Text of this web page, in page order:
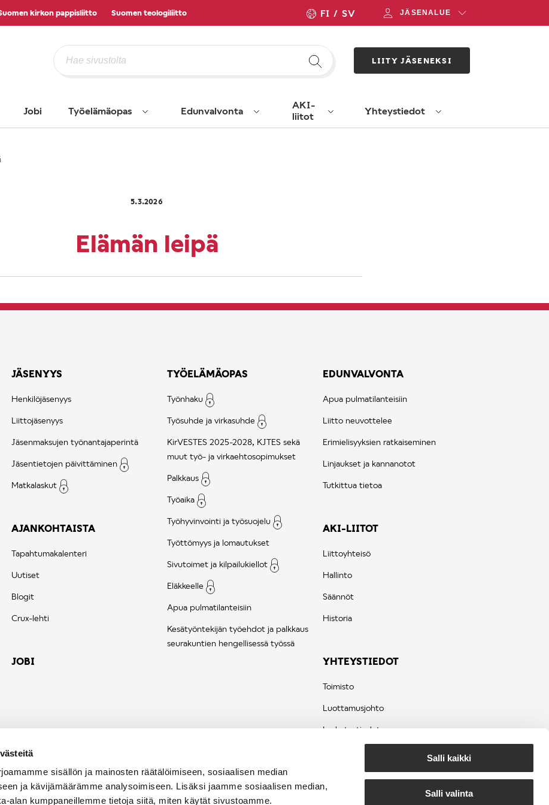
sisällön ja mainosten räätälöimiseen, sosiaalisen median
ja kävijämäärämme analysoimiseen. Lisäksi jaamme sosiaalisen median,
alan kumppaneillemme tietoja siitä, miten käytät sivustoamme.
Salli kaikki
Salli valinta
kirkon pappisliitto Suomen teologiliitto FI SV JÄSENALUE
LIITY JÄSENEKSI
Jobi Työelämäopas Edunvalvonta
AKI-
liitot
Yhteystiedot
5.3.2026
Elämän leipä
JÄSENYYS
Henkilöjäsenyys
Liittojäsenyys
Jäsenmaksujen työnantajaperintä
Jäsentietojen päivittäminen
Matkalaskut
AJANKOHTAISTA
Tapahtumakalenteri
Uutiset
Blogit
Crux-lehti
JOBI
TYÖELÄMÄOPAS
Työnhaku
Työsuhde ja virkasuhde
KirVESTES 2025-2028, KJTES sekä
muut työ- ja virkaehtosopimukset
Palkkaus
Työaika
Työhyvinvointi ja työsuojelu
Työttömyys ja lomautukset
Sivutoimet ja kilpailukiellot
Eläkkeelle
Apua pulmatilanteisiin
Kesätyöntekijän työehdot ja palkkaus
seurakuntien hengellisessä työssä
EDUNVALVONTA
Apua pulmatilanteisiin
Liitto neuvottelee
Erimielisyyksien ratkaiseminen
Linjaukset ja kannanotot
Tutkittua tietoa
AKI-LIITOT
Liittoyhteisö
Hallinto
Säännöt
Historia
YHTEYSTIEDOT
Toimisto
Luottamusjohto
Laskutustiedot